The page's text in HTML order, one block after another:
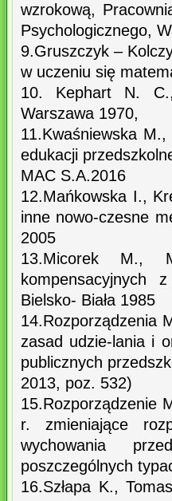
wzrokową,
Psychologicznego,
9.Gruszczyk –
w uczeniu się
10. Kephart N.
Warszawa 1970,
11.Kwaśniewska
edukacji
MAC S.A.2016
12.Mańkowska I.,
inne nowo-czesne
2005
13.Micorek M.,
kompensacyjnych
Bielsko- Biała 1985
14.Rozporządzenia
zasad udzie-lania i
publicznych
2013, poz. 532)
15.Rozporządzenie
r. zmieniające
wychowania
poszczególnych
16.Szłapa K.,